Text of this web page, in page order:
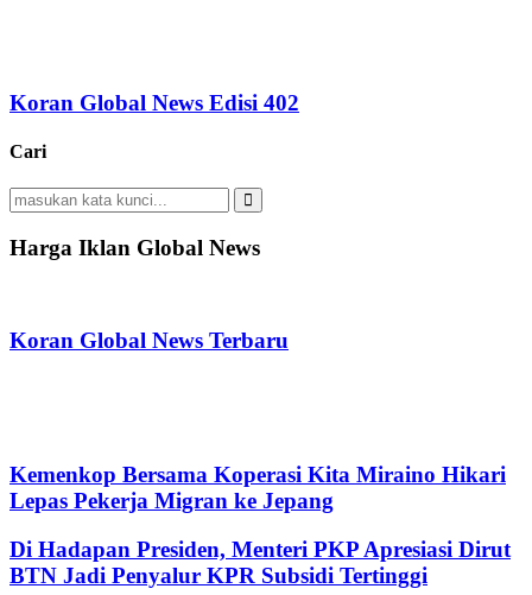
Koran Global News Edisi 402
Cari
Search
for:
Search
Harga Iklan Global News
Koran Global News Terbaru
Kemenkop Bersama Koperasi Kita Miraino Hikari
Lepas Pekerja Migran ke Jepang
Di Hadapan Presiden, Menteri PKP Apresiasi Dirut
BTN Jadi Penyalur KPR Subsidi Tertinggi